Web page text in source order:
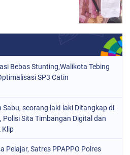
Bebas Stunting,Walikota Tebing
SP3 Catin
Sabu, seorang laki-laki Ditangkap di
Polisi Sita Timbangan Digital dan
Klip
Pelajar, Satres PPAPPO Polres